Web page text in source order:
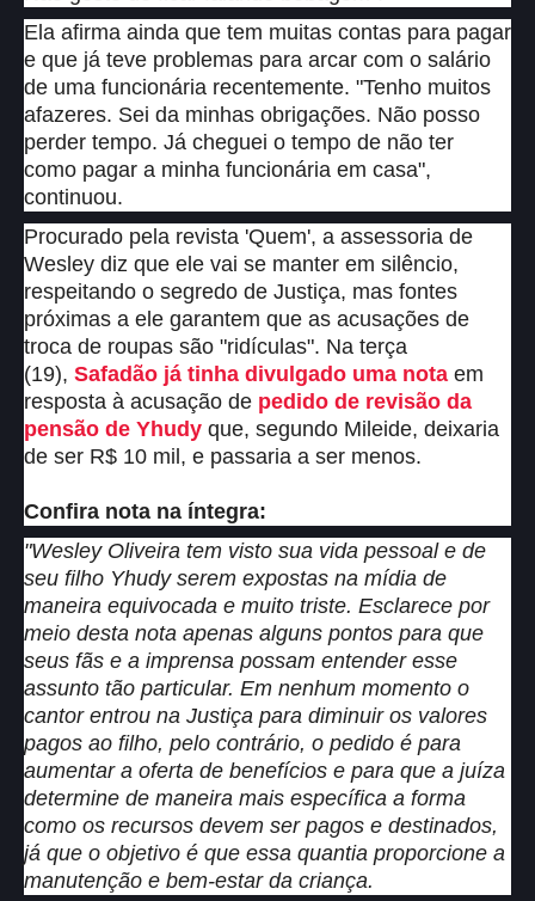
Ela afirma ainda que tem muitas contas para pagar
e que já teve problemas para arcar com o salário
de uma funcionária recentemente. "Tenho muitos
afazeres. Sei da minhas obrigações. Não posso
perder tempo. Já cheguei o tempo de não ter
como pagar a minha funcionária em casa",
continuou.
Procurado pela revista 'Quem', a assessoria de
Wesley diz que ele vai se manter em silêncio,
respeitando o segredo de Justiça, mas fontes
próximas a ele garantem que as acusações de
troca de roupas são "ridículas". Na terça
(19), Safadão já tinha divulgado uma nota em
resposta à acusação de pedido de revisão da
pensão de Yhudy que, segundo Mileide, deixaria
de ser R$ 10 mil, e passaria a ser menos.
Confira nota na íntegra:
"Wesley Oliveira tem visto sua vida pessoal e de
seu filho Yhudy serem expostas na mídia de
maneira equivocada e muito triste. Esclarece por
meio desta nota apenas alguns pontos para que
seus fãs e a imprensa possam entender esse
assunto tão particular. Em nenhum momento o
cantor entrou na Justiça para diminuir os valores
pagos ao filho, pelo contrário, o pedido é para
aumentar a oferta de benefícios e para que a juíza
determine de maneira mais específica a forma
como os recursos devem ser pagos e destinados,
já que o objetivo é que essa quantia proporcione a
manutenção e bem-estar da criança.